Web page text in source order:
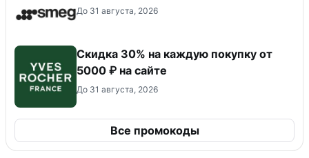
До 31 августа, 2026
Скидка 30% на каждую покупку от
5000 ₽ на сайте
До 31 августа, 2026
Все промокоды